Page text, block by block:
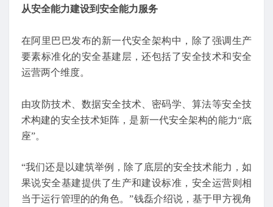
从安全能力建设到安全能力服务
在阿里巴巴发布的新一代安全架构中，除了强调生产
要素标准化的安全基建层，还包括了安全技术和安全
运营两个维度。
由攻防技术、数据安全技术、密码学、算法等安全技
术构建的安全技术矩阵，是新一代安全架构的能力“底
座”。
“我们还是以建筑举例，除了底层的安全技术能力，如
果说安全基建提供了生产和建设标准，安全运营则相
当于运行管理的的角色。”钱磊介绍说，基于甲方视角